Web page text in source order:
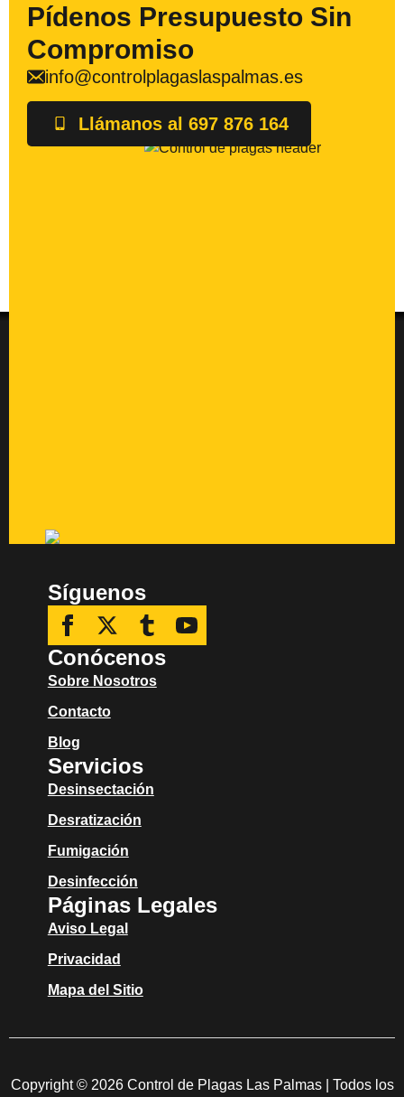
Pídenos Presupuesto Sin
Compromiso
info@controlplagaslaspalmas.es
Llámanos al 697 876 164
Síguenos
Conócenos
Sobre Nosotros
Contacto
Blog
Servicios
Desinsectación
Desratización
Fumigación
Desinfección
Páginas Legales
Aviso Legal
Privacidad
Mapa del Sitio
Copyright © 2026 Control de Plagas Las Palmas | Todos los